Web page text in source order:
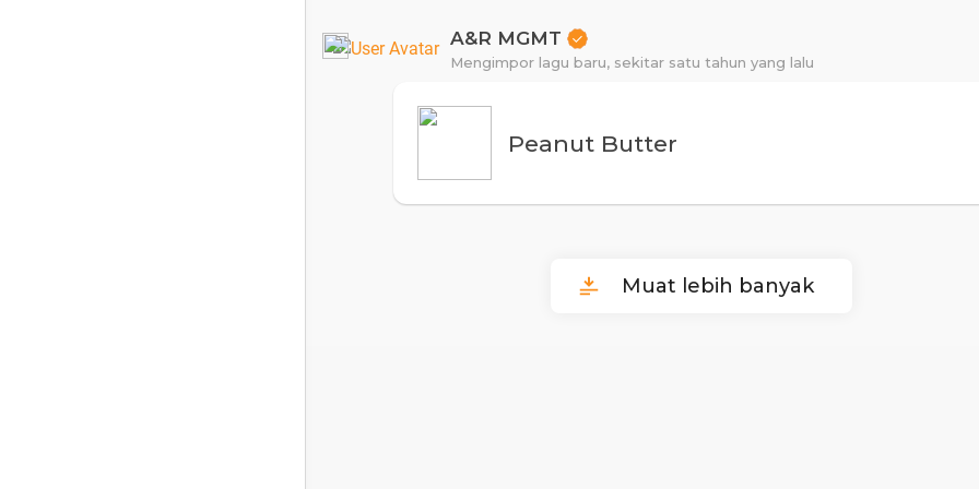
A&R MGMT
Mengimpor lagu baru, sekitar satu tahun yang lalu
Peanut Butter
Muat lebih banyak